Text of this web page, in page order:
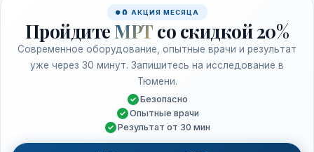
🧲 АКЦИЯ МЕСЯЦА
Пройдите МРТ со скидкой 20%
Современное оборудование, опытные врачи и результат
уже через 30 минут. Запишитесь на исследование в
Тюмени.
Безопасно
Опытные врачи
Результат от 30 мин